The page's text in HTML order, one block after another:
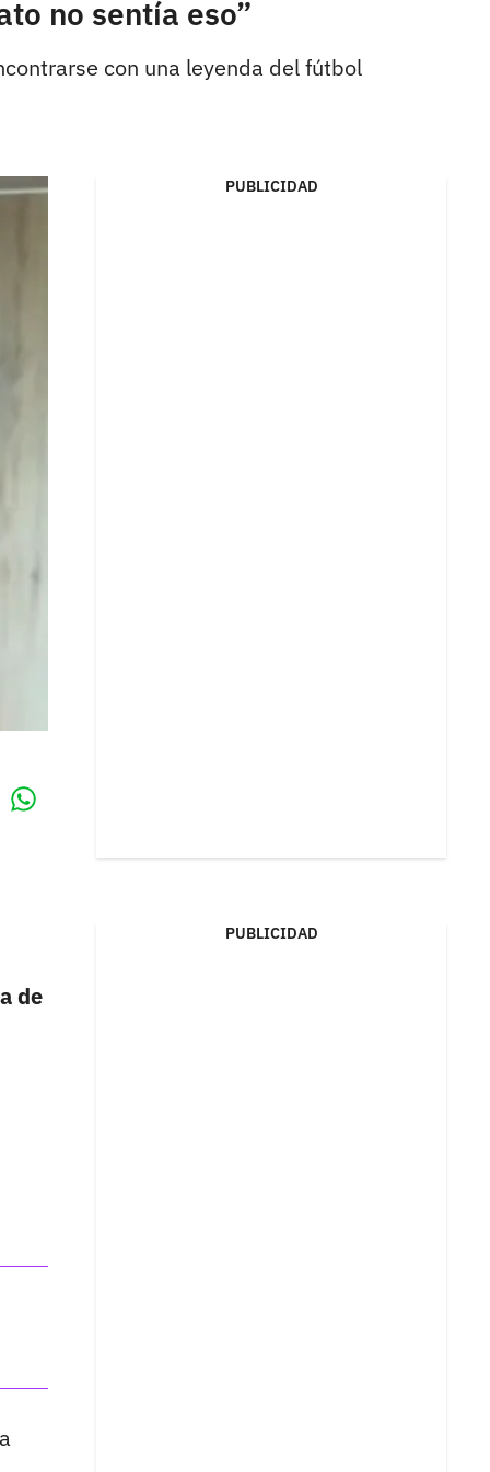
no sentía eso”
con una leyenda del fútbol
de
PUBLICIDAD
PUBLICIDAD